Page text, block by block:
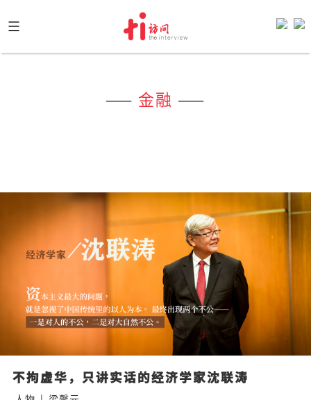
to
content
—— 金融 ——
不拘虚华，只讲实话的经济学家沈联涛